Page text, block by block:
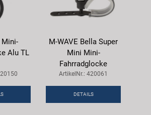
Mini-
Alu TL
M-WAVE Bella Super
Mini Mini-
Fahrradglocke
ArtikelNr.: 420061
DETAILS